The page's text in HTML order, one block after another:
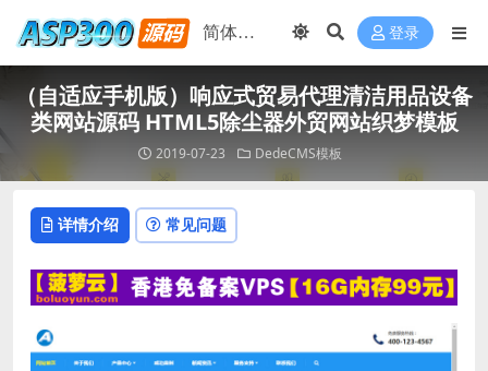
登录
（自适应手机版）响应式贸易代理清洁用品设备
类网站源码 HTML5除尘器外贸网站织梦模板
2019-07-23 DedeCMS模板
详情介绍 常见问题